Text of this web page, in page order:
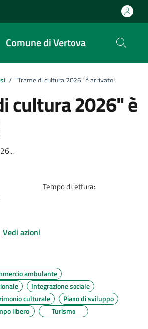
Comune di Vertova
/ "Trame di cultura 2026" è arrivato!
cultura 2026" è
notizia
Tempo di lettura:
Vedi azioni
ambulante
Integrazione sociale
culturale
Piano di sviluppo
libero Turismo